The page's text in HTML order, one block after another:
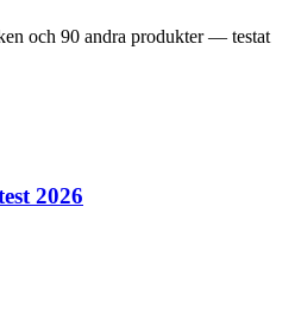
och 90 andra produkter — testat
2026